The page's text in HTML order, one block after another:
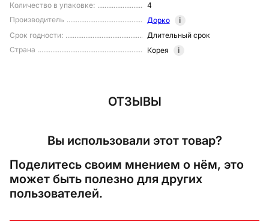
Количество в упаковке:
4
Производитель
Дорко
i
Срок годности:
Длительный срок
Страна
Корея i
ОТЗЫВЫ
Вы использовали этот товар?
Поделитесь своим мнением о нём, это
может быть полезно для других
пользователей.